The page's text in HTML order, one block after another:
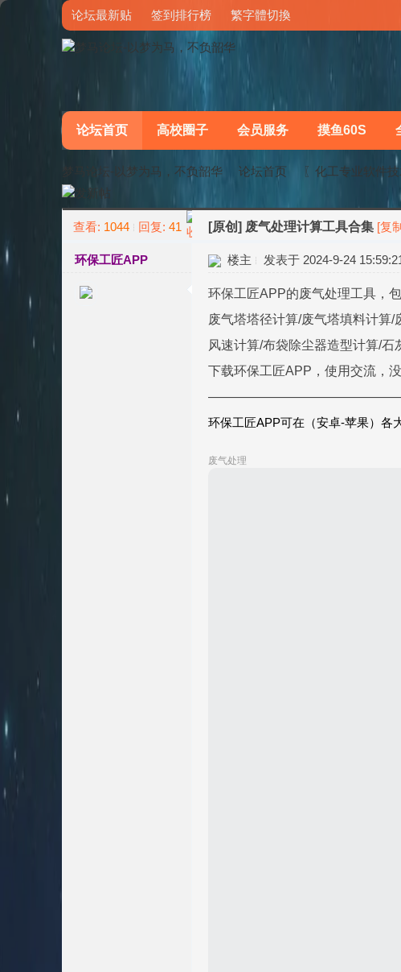
论坛最新贴 签到排行榜 繁字體切換
论坛首页 高校圈子 会员服务 摸鱼60S
梦马论坛-以梦为马，不负韶华 论坛首页 〖化工专业软件
查看: 1044 回复: 41 [原创] 废气处理计算工具合集 [复
环保工匠APP 楼主 发表于 2024-9-24
环保工匠APP的废气处理工具，
废气塔塔径计算/废气塔填料计算
风速计算/布袋除尘器造型计算/
下载环保工匠APP，使用交流，
环保工匠APP可在 （安卓-苹果） 各
废气处理